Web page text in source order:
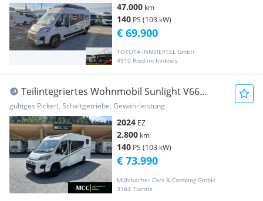
47.000 km
140 PS (103 kW)
TOYOTA INNVIERTEL GmbH
4910 Ried im Innkreis
€ 69.900
Teilintegriertes Wohnmobil Sunlight V66
Adventure Edition LÄNGS...
gültiges Pickerl, Schaltgetriebe, Gewährleistung
2024 EZ
2.800 km
140 PS (103 kW)
Mühlbacher Cars & Camping GmbH
3184 Türnitz
€ 73.990